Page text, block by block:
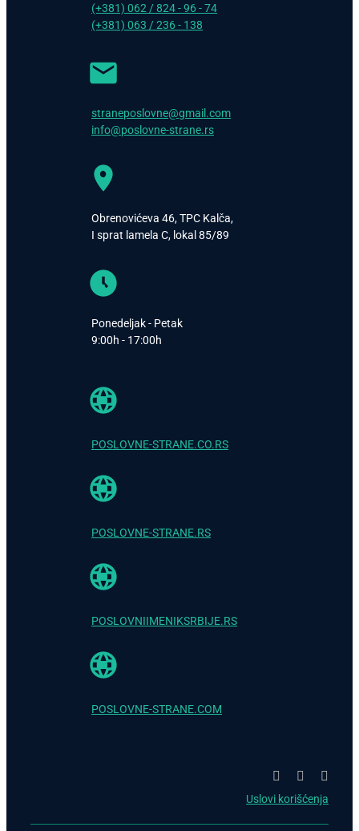
(+381) 062 / 824 - 96 - 74
(+381) 063 / 236 - 138
straneposlovne@gmail.com
info@poslovne-strane.rs
Obrenovićeva 46, TPC Kalča,
I sprat lamela C, lokal 85/89
Ponedeljak - Petak
9:00h - 17:00h
POSLOVNE-STRANE.CO.RS
POSLOVNE-STRANE.RS
POSLOVNIIMENIKSRBIJE.RS
POSLOVNE-STRANE.COM
Uslovi korišćenja